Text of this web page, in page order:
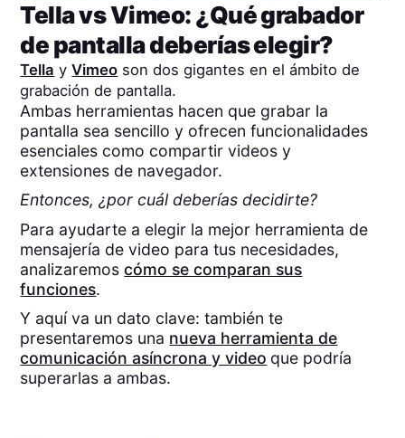
TellavsVimeo: ¿Qué grabador
de pantalla deberías elegir?
Tella yVimeo son dos gigantes en el ámbito de
grabación de pantalla.
Ambas herramientas hacen que grabar la
pantalla sea sencillo y ofrecen funcionalidades
esenciales como compartir videos y
extensiones de navegador.
Entonces, ¿por cuál deberías decidirte?
Para ayudarte a elegir la mejor herramienta de
mensajería de video para tus necesidades,
analizaremoscómo se comparan sus
funciones.
Y aquí va un dato clave: también te
presentaremos una nueva herramienta de
comunicación asíncrona y video que podría
superarlas a ambas.